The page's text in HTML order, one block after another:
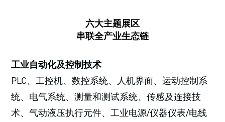
六大主题展区
串联全产业生态链
工业自动化及控制技术
PLC、工控机、数控系统、人机界面、运动控制系
统、电气系统、测量和测试系统、传感及连接技
术、气动液压执行元件、工业电源/仪器仪表/电线